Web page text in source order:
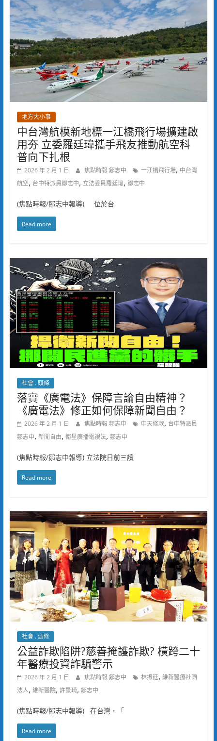
地方大小事
中台灣航模新地標一江橋飛行場擴建啟
用夯 立委羅廷瑋攜手飛友推動航空科
普向下扎根
2026 年 2 月 1 日 焦點時報 鄒志中 一江橋飛行場, 中台灣
航空, 台中特派員鄒志中, 立法委員羅廷瑋, 鄒志中
(焦點時報/鄒志中報導) 位於台
Read more
社會 . 頭條
落實《廣電法》保障言論自由精神？
《廣電法》修正如何保障新聞自由？
2026 年 2 月 1 日 焦點時報 鄒志中 中天條款, 台中特派員
鄒志中, 新聞自由, 衛星廣播電視法, 鄒志中
(焦點時報/鄒志中報導) 立法院日前三讀
Read more
社會 . 頭條
公益詐欺陷阱?慈善掩護詐欺? 橫跨二十
年醫療投資詐騙警示
2026 年 2 月 1 日 焦點時報 鄒志中 林振廷, 維新醫療社團
法人, 維新醫院, 許景琦, 鄒志中
(焦點時報/鄒志中報導) 在台灣，「
Read more